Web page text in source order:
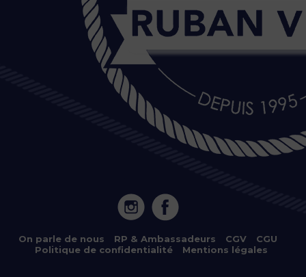
On parle de nous RP & Ambassadeurs CGV
CGU
Politique de confidentialité Mentions légales